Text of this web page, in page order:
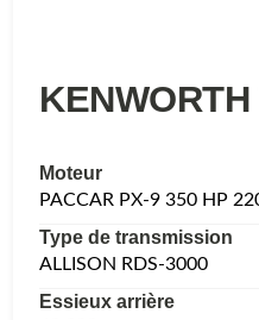
Moteur
PACCAR PX-9 350 HP
Type de transmission
ALLISON RDS-3000
Essieux arrière